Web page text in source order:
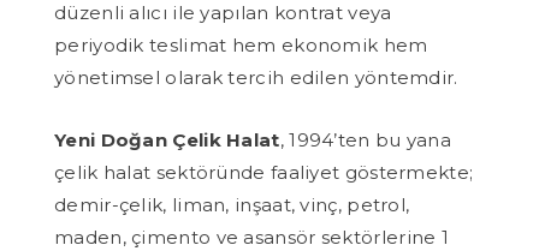
düzenli alıcı ile yapılan kontrat veya
periyodik teslimat hem ekonomik hem
yönetimsel olarak tercih edilen yöntemdir.
Yeni Doğan Çelik Halat, 1994’ten bu yana
çelik halat sektöründe faaliyet göstermekte;
demir-çelik, liman, inşaat, vinç, petrol,
maden, çimento ve asansör sektörlerine 1